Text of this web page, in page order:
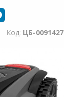
Код: ЦБ-0091427